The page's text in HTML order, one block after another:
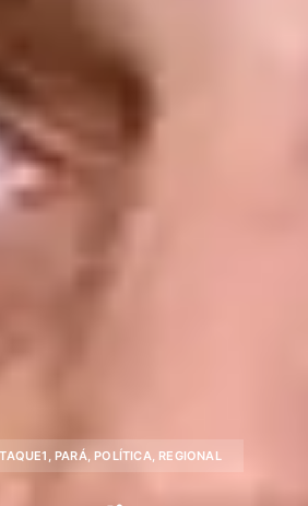
, PARÁ,POLÍTICA, REGIONAL